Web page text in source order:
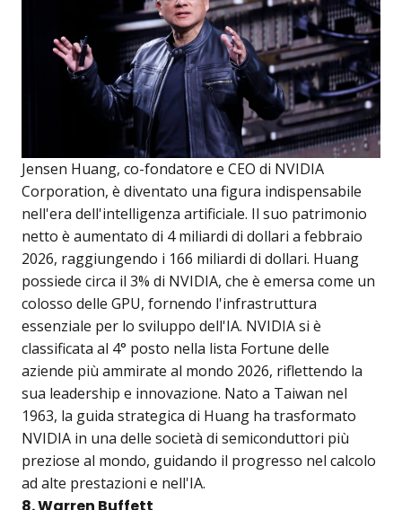
Jensen Huang, co-fondatore e CEO di NVIDIA
Corporation, è diventato una figura indispensabile
nell'era dell'intelligenza artificiale. Il suo patrimonio
netto è aumentato di 4 miliardi di dollari a febbraio
2026, raggiungendo i 166 miliardi di dollari. Huang
possiede circa il 3% di NVIDIA, che è emersa come un
colosso delle GPU, fornendo l'infrastruttura
essenziale per lo sviluppo dell'IA. NVIDIA si è
classificata al 4° posto nella lista Fortune delle
aziende più ammirate al mondo 2026, riflettendo la
sua leadership e innovazione. Nato a Taiwan nel
1963, la guida strategica di Huang ha trasformato
NVIDIA in una delle società di semiconduttori più
preziose al mondo, guidando il progresso nel calcolo
ad alte prestazioni e nell'IA.